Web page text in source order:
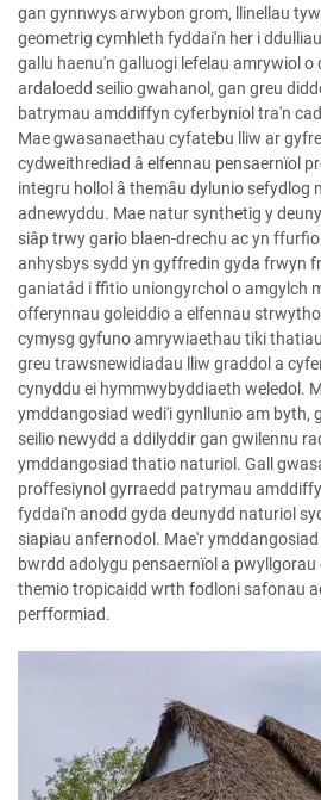
gan gynnwys arwybon grom, llinellau
geometrig cymhleth fyddai'n her i
gallu haenu'n galluogi lefelau amrywiol
ardaloedd seilio gwahanol, gan greu
batrymau amddiffyn cyferbyniol tra'n
Mae gwasanaethau cyfatebu lliw ar
cydweithrediad â elfennau pensaernïol
integru hollol â themâu dylunio sefydlog
adnewyddu. Mae natur synthetig y
siâp trwy gario blaen-drechu ac yn
anhysbys sydd yn gyffredin gyda frwyn
ganiatád i ffitio uniongyrchol o amgylch
offerynnau goleiddio a elfennau
cymysg gyfuno amrywiaethau tiki
greu trawsnewidiadau lliw graddol a
cynyddu ei hymmwybyddiaeth weledol.
ymddangosiad wedi'i gynllunio am byth,
seilio newydd a ddilyddir gan gwilennu
ymddangosiad thatio naturiol. Gall
proffesiynol gyrraedd patrymau
fyddai'n anodd gyda deunydd naturiol
siapiau anfernodol. Mae'r
bwrdd adolygu pensaernïol a pwyllgorau
themio tropicaidd wrth fodloni safonau
perfformiad.